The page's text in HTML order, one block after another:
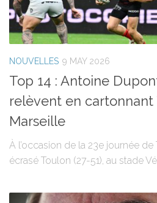
NOUVELLES 9 MAY 2026
Top 14 : Antoine
relèvent en cartonnant
Marseille
À l’occasion de la 23e journée de
écrasé Toulon (27-51), au stade